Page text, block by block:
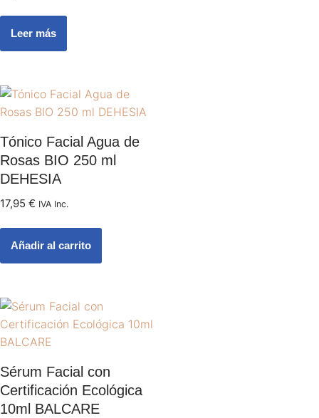
Leer más
Tónico Facial Agua de
Rosas BIO 250 ml
DEHESIA
17,95 € IVA Inc.
Añadir al carrito
Sérum Facial con
Certificación Ecológica
10ml BALCARE